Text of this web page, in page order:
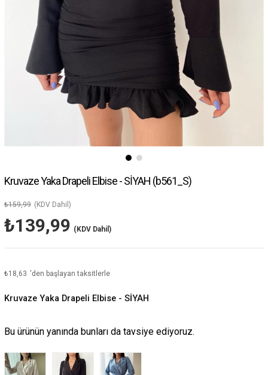
Kruvaze Yaka Drapeli Elbise - SİYAH (b561_S)
₺159,99 (KDV Dahil)
₺139,99 (KDV Dahil)
₺18,63 'den başlayan taksitlerle
Kruvaze Yaka Drapeli Elbise - SİYAH
Bu ürünün yanında bunları da tavsiye ediyoruz.